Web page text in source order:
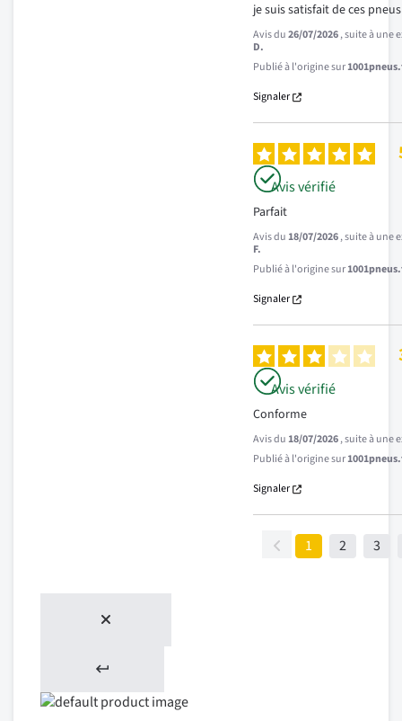
je suis satisfait de ces
Avis du26/07/2026, suite à une
D.
Publié à l'origine sur
Signaler
Avis vérifié
Parfait
Avis du18/07/2026, suite à une
F.
Publié à l'origine sur
Signaler
Avis vérifié
Conforme
Avis du18/07/2026, suite à une
Publié à l'origine sur
Signaler
1 2 3